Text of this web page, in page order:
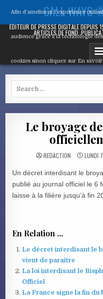
content
CALL WAYS
ÉDITEUR DE PRESSE DIGITALE DEPUIS
ARTICLES DE FOND,
Le broyage
REDACTION LUNDI
Un décret interdisant le
publié au journal officiel le 6
laisse à la filière jusqu’à fin
En Relation ...
Le décret interdisant le
vient de paraitre
La loi interdisant le
Officiel
La France signe la fin du
Afin d'améliorer l’expérience
audience grâce à la technologie
cookies sinon cliquez sur En